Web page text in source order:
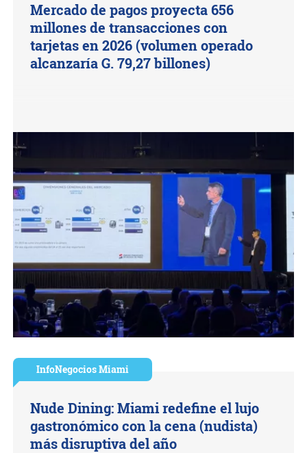
Mercado de pagos proyecta 656
millones de transacciones con
tarjetas en 2026 (volumen operado
alcanzaría G. 79,27 billones)
InfoNegocios Miami
Nude Dining: Miami redefine el lujo
gastronómico con la cena (nudista)
más disruptiva del año